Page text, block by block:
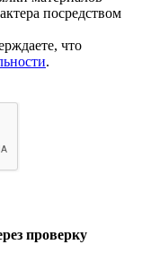
посредством
что
.
проверку